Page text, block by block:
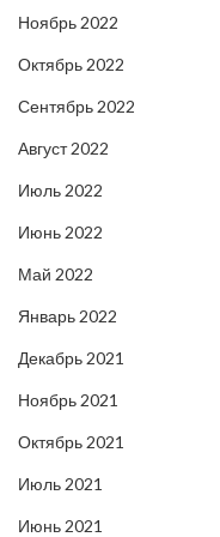
Ноябрь 2022
Октябрь 2022
Сентябрь 2022
Август 2022
Июль 2022
Июнь 2022
Май 2022
Январь 2022
Декабрь 2021
Ноябрь 2021
Октябрь 2021
Июль 2021
Июнь 2021